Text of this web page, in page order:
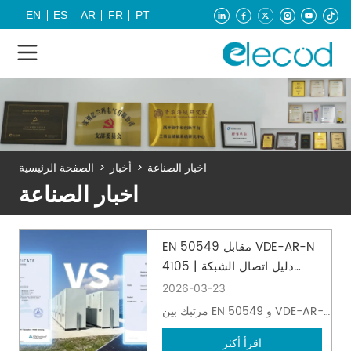
EN ES AR FR PT
الصفحة الرئيسية > أخبار > اخبار الصناعة
اخبار الصناعة
EN 50549 مقابل VDE-AR-N
4105 | دليل اتصال الشبكة
الأوروبية لتخزين الطاقة
2026-03-23
مرتبك بين EN 50549 و VDE-AR-N
4105 ؟ تعرف على الاختلافات
اقرأ أكثر